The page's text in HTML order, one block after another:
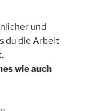
und
du die Arbeit
wie auch